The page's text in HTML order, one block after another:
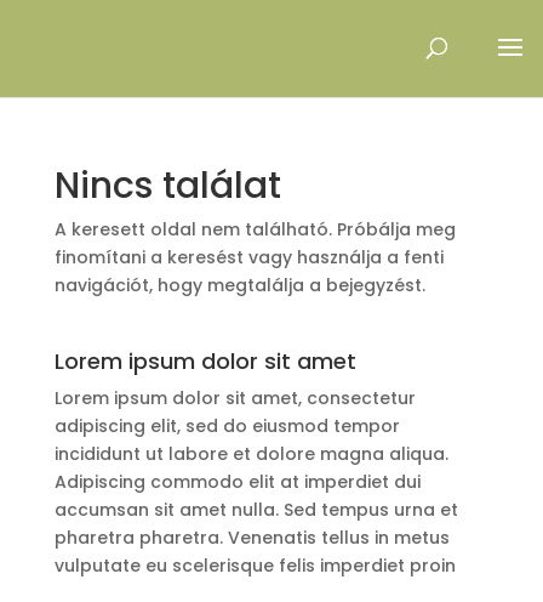
Nincs találat
A keresett oldal nem található. Próbálja meg
finomítani a keresést vagy használja a fenti
navigációt, hogy megtalálja a bejegyzést.
Lorem ipsum dolor sit amet
Lorem ipsum dolor sit amet, consectetur
adipiscing elit, sed do eiusmod tempor
incididunt ut labore et dolore magna aliqua.
Adipiscing commodo elit at imperdiet dui
accumsan sit amet nulla. Sed tempus urna et
pharetra pharetra. Venenatis tellus in metus
vulputate eu scelerisque felis imperdiet proin